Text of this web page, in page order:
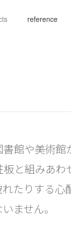
reference
館や美術
と組みあ
たりする
ません。